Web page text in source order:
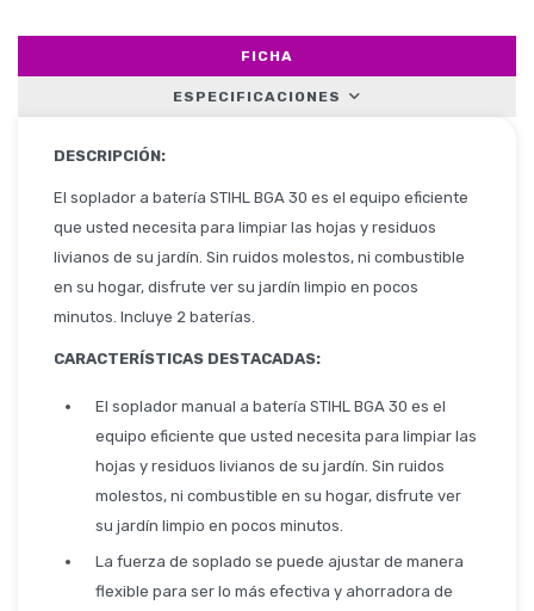
FICHA
ESPECIFICACIONES
DESCRIPCIÓN:
El soplador a batería STIHL BGA 30 es el equipo eficiente
que usted necesita para limpiar las hojas y residuos
livianos de su jardín. Sin ruidos molestos, ni combustible
en su hogar, disfrute ver su jardín limpio en pocos
minutos. Incluye 2 baterías.
CARACTERÍSTICAS DESTACADAS:
El soplador manual a batería STIHL BGA 30 es el
equipo eficiente que usted necesita para limpiar las
hojas y residuos livianos de su jardín. Sin ruidos
molestos, ni combustible en su hogar, disfrute ver
su jardín limpio en pocos minutos.
La fuerza de soplado se puede ajustar de manera
flexible para ser lo más efectiva y ahorradora de
Ropa y Accesorios
Limpieza Profesional